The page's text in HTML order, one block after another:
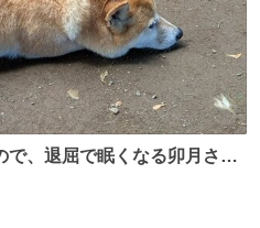
で、退屈で眠くなる卯月さ